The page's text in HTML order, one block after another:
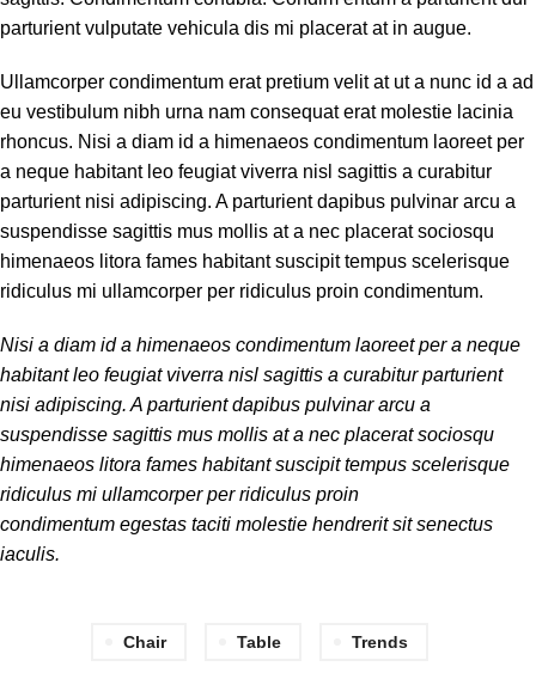
parturient vulputate vehicula dis mi placerat at in augue.
Ullamcorper condimentum erat pretium velit at ut a nunc id a ad
eu vestibulum nibh urna nam consequat erat molestie lacinia
rhoncus. Nisi a diam id a himenaeos condimentum laoreet per
a neque habitant leo feugiat viverra nisl sagittis a curabitur
parturient nisi adipiscing. A parturient dapibus pulvinar arcu a
suspendisse sagittis mus mollis at a nec placerat sociosqu
himenaeos litora fames habitant suscipit tempus scelerisque
ridiculus mi ullamcorper per ridiculus proin condimentum.
Nisi a diam id a himenaeos condimentum laoreet per a neque
habitant leo feugiat viverra nisl sagittis a curabitur parturient
nisi adipiscing. A parturient dapibus pulvinar arcu a
suspendisse sagittis mus mollis at a nec placerat sociosqu
himenaeos litora fames habitant suscipit tempus scelerisque
ridiculus mi ullamcorper per ridiculus proin
condimentum egestas taciti molestie hendrerit sit senectus
iaculis.
Chair Table Trends